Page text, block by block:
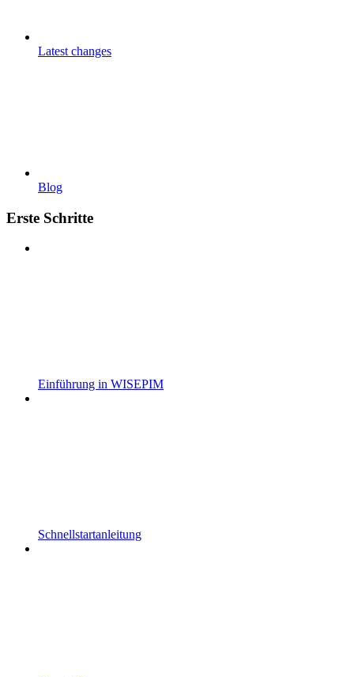
Latest changes
Blog
Erste Schritte
Einführung in WISEPIM
Schnellstartanleitung